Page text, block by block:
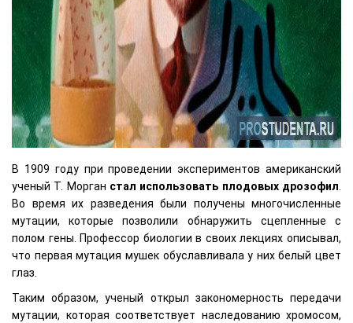
В 1909 году при проведении экспериментов американский
ученый Т. Морган стал использовать плодовых дрозофил.
Во время их разведения были получены многочисленные
мутации, которые позволили обнаружить сцепленные с
полом гены. Профессор биологии в своих лекциях описывал,
что первая мутация мушек обуславливала у них белый цвет
глаз.
Таким образом, ученый открыл закономерность передачи
мутации, которая соответствует наследованию хромосом,